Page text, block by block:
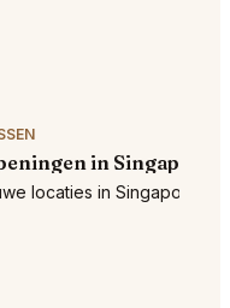
in Singapore
locaties in Singapore!